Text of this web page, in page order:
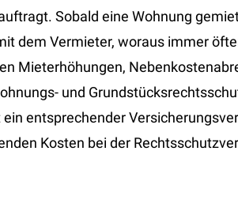
Sobald eine Wohnung
dem Vermieter, woraus immer
Mieterhöhungen,
und
entsprechender
Kosten bei der